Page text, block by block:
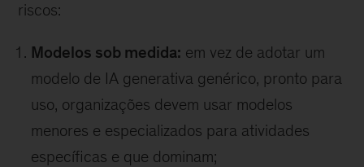
riscos:
Modelos sob medida: em vez de adotar um
modelo de IA generativa genérico, pronto para
uso, organizações devem usar modelos
menores e especializados para atividades
específicas e que dominam;